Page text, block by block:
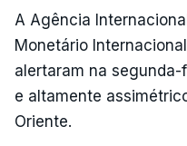
A Agência
Monetário
alertaram na
e altamente
Oriente.